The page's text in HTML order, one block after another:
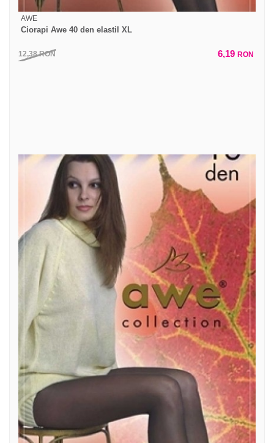
AWE
Ciorapi Awe 40 den elastil XL
12,38RON 6,19 RON